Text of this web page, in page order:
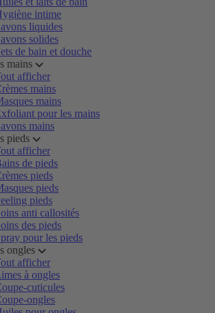
intime
liquides
solides
de bain et douche
mains
afficher
mains
mains
pour les mains
mains
pieds
afficher
de pieds
pieds
pieds
pieds
anti callosités
des pieds
pour les pieds
ongles
afficher
à ongles
cuticules
ongles